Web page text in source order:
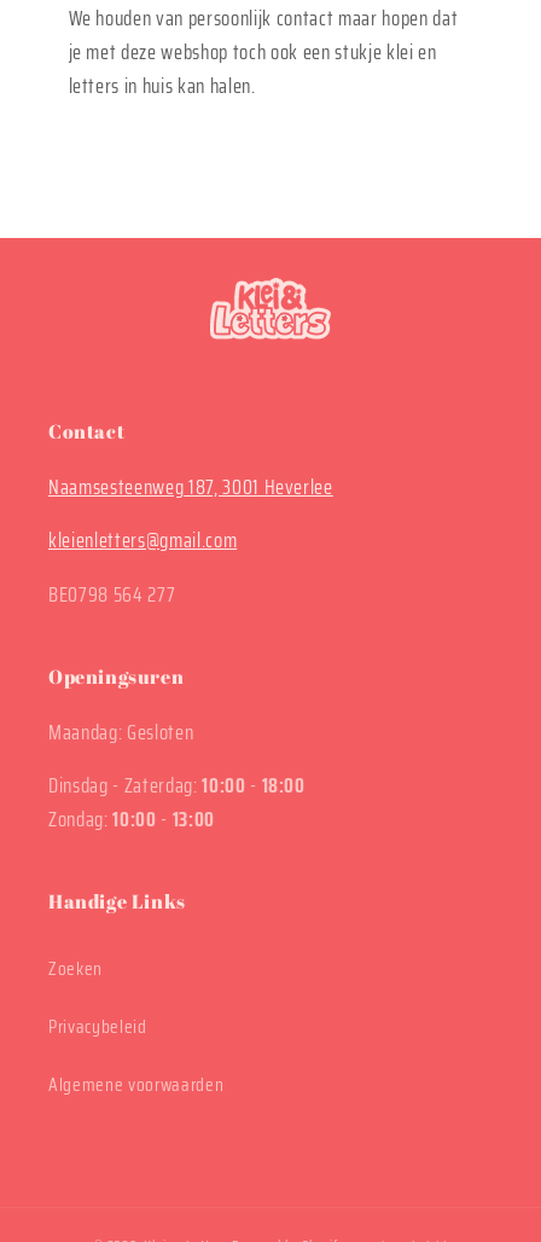
We houden van persoonlijk contact maar hopen dat
je met deze webshop toch ook een stukje klei en
letters in huis kan halen.
Contact
Naamsesteenweg 187, 3001 Heverlee
kleienletters@gmail.com
BE0798 564 277
Openingsuren
Maandag: Gesloten
Dinsdag - Zaterdag:10:00 - 18:00
Zondag:10:00 - 13:00
Handige Links
Zoeken
Privacybeleid
Algemene voorwaarden